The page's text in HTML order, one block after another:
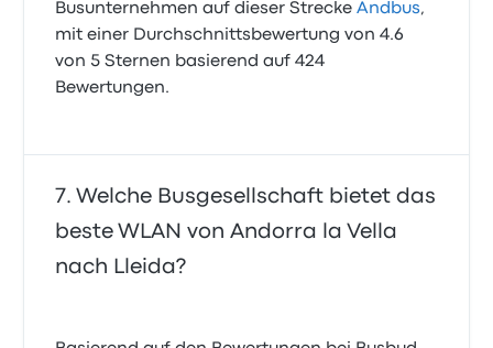
Busunternehmen auf dieser StreckeAndbus,
mit einer Durchschnittsbewertung von 4.6
von 5 Sternen basierend auf 424
Bewertungen.
Welche Busgesellschaft bietet das
beste WLAN von Andorra la Vella
nach Lleida?